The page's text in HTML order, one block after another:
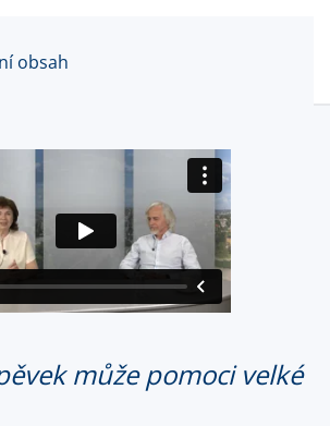
obsah
hlavních úkolů, které si
je revitalizace
hřbitova v Opavě a
pohřbů na tomto
může pomoci velké